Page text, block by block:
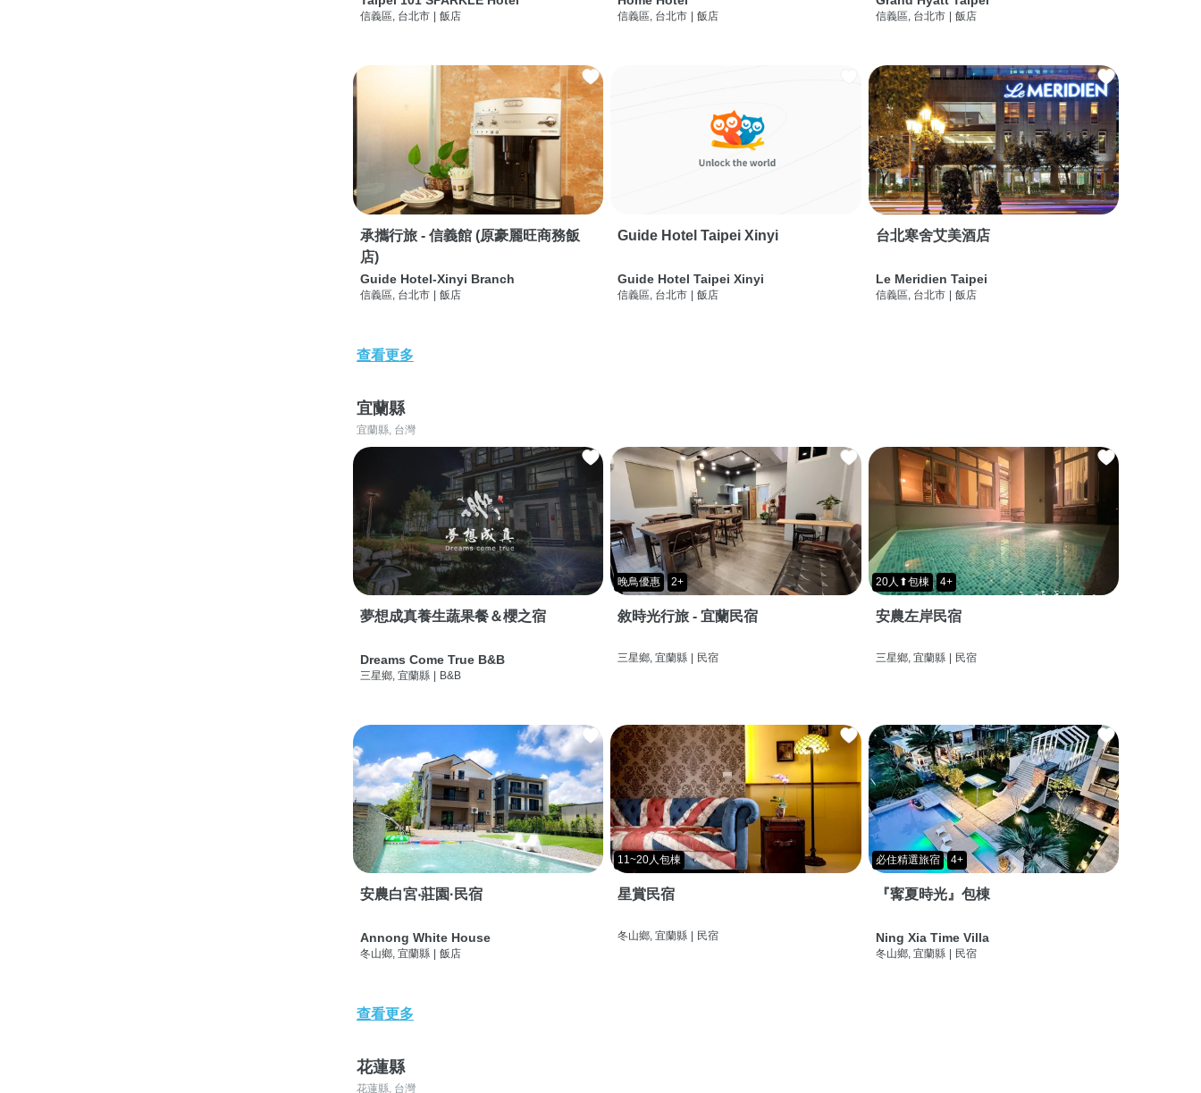
信義區, 台北市 飯店 信義區, 台北市 飯店 信義區, 台北市 飯店
承攜行旅 - 信義館 (原豪麗旺商務飯
店)
Guide Hotel-Xinyi Branch
信義區, 台北市 | 飯店
Guide Hotel Taipei Xinyi
Guide Hotel Taipei Xinyi
信義區, 台北市 | 飯店
台北寒舍艾美酒店
Le Meridien Taipei
信義區, 台北市 | 飯店
查看更多
宜蘭縣
宜蘭縣, 台灣
夢想成真養生蔬果餐＆櫻之宿
Dreams Come True B&B
三星鄉, 宜蘭縣 | B&B
晚鳥優惠 2+
敘時光行旅 - 宜蘭民宿
三星鄉, 宜蘭縣 | 民宿
20人⬆包棟 4+
安農左岸民宿
三星鄉, 宜蘭縣 | 民宿
安農白宮‧莊園·民宿
Annong White House
冬山鄉, 宜蘭縣 | 飯店
11~20人包棟
星賞民宿
冬山鄉, 宜蘭縣 | 民宿
必住精選旅宿 4+
『寗夏時光』包棟
Ning Xia Time Villa
冬山鄉, 宜蘭縣 | 民宿
查看更多
花蓮縣
花蓮縣, 台灣